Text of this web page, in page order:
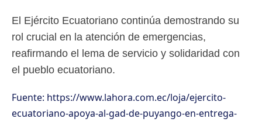
El Ejército Ecuatoriano continúa demostrando su
rol crucial en la atención de emergencias,
reafirmando el lema de servicio y solidaridad con
el pueblo ecuatoriano.
Fuente: https://www.lahora.com.ec/loja/ejercito-
ecuatoriano-apoya-al-gad-de-puyango-en-entrega-